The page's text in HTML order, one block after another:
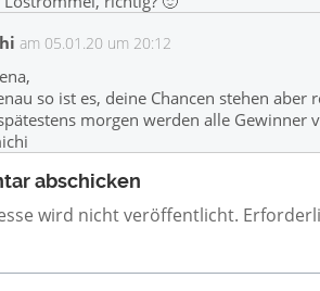
am 05.01.20 um 20:12
so ist es, deine Chancen stehen aber
morgen werden alle Gewinner
abschicken
wird nicht veröffentlicht.